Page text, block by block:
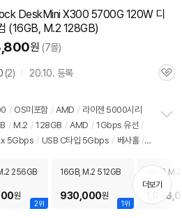
DeskMini X300 5700G 120W 디
(16GB, M.2 128GB)
원 (7몰)
(상
2) 20.10. 등록
관
/ OS미포함 / AMD / 라이젠 5000시리
/ M.2 / 128GB / AMD / 1Gbps 유선 /
5Gbps / USB C타입 5Gbps / 베사홀 /
치
기
2위
256GB
원
1위
16GB, M.2 512GB
930,000원
16GB,
더보기